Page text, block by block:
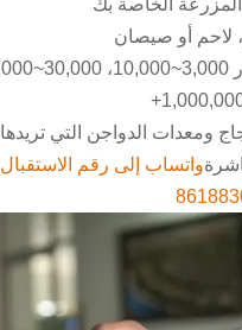
الخاصة بك
لاحم أو صيصان
ومعدات الدواجن التي تريدها
واتساب إلى رقم الاستقبال